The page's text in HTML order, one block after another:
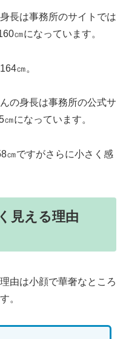
長は事務所のサイトでは
㎝になっています。
㎝。
の身長は事務所の公式サ
になっています。
㎝ですがさらに小さく感
見える理由
由は小顔で華奢なところ
。